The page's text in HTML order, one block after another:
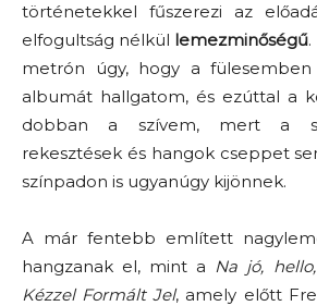
történetekkel fűszerezi az
elfogultság nélkül lemezminőségű
metrón úgy, hogy a
albumát hallgatom, és ezúttal a
dobban a szívem, mert a
rekesztések és hangok cseppet
színpadon is ugyanúgy kijönnek.
A már fentebb említett
hangzanak el, mint a Na jó,
Kézzel Formált Jel, amely előtt